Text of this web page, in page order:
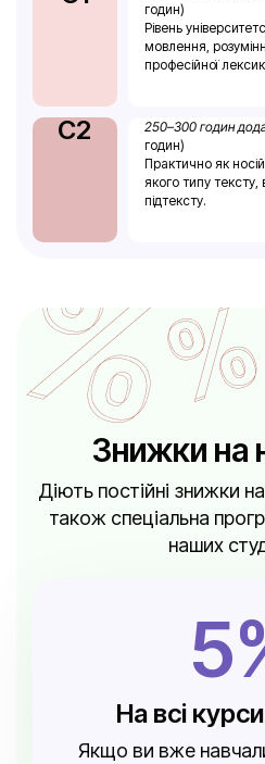
годин)
Рівень
мовлення,
професійної
C2 250–300 годин
годин)
Практично як
якого типу тексту,
підтексту.
Знижки на
Діють постійні знижки
також спеціальна
наших
На всі
Якщо ви вже